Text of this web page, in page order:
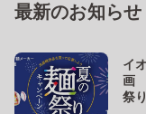
最新のお知らせ
イ
画
祭